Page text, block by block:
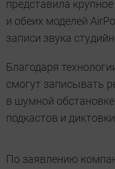
представила
и обеих моделей
записи звука
Благодаря
смогут записывать
в шумной
подкастов и
По заявлению